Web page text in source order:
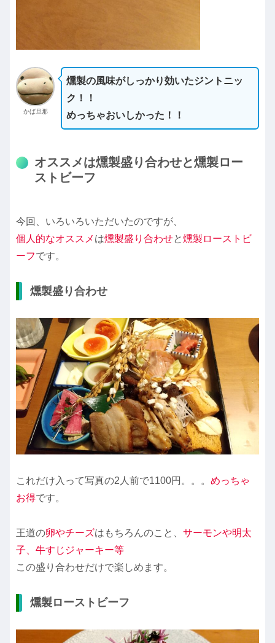
かば旦那
燻製の風味がしっかり効いたジントニッ
ク！！
めっちゃおいしかった！！
オススメは燻製盛り合わせと燻製ロー
ストビーフ
今回、いろいろいただいたのですが、
個人的なオススメ は燻製盛り合わせと燻製ローストビ
ーフです。
燻製盛り合わせ
これだけ入って写真の2人前で1100円。。。 めっちゃ
お得です。
王道の卵やチーズはもちろんのこと、 サーモンや明太
子、牛すじジャーキー等
この盛り合わせだけで楽しめます。
燻製ローストビーフ